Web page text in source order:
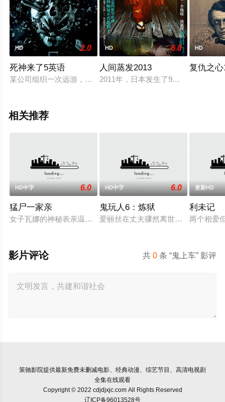
HD 2.0
死神来了5英语
某公司组织一次远游，虽然员工们各怀心事，不过他们还是踏
HD 6.0
人间蒸发2013
2011年，日本发生了9级强烈地震，
HD
复仇之心
相关推荐
HD中字 6.0
猛尸一家亲
女子瓦娜的神秘表亲温思罗普突然仓皇登门，身后还跟着一个
HD中字 6.0
鬼玩人6：炼狱
爱丽丝在丈夫骤然离世后深陷悲痛，
更新HD
利未记
两个相爱
共0 条 “鬼上车” 影评
影片评论
策驰影院提供最新免费未删减电影、经典动漫、综艺节目、高清电视剧
全集在线观看
Copyright © 2022 cdjdjxjc.com All Rights Reserved
辽ICP备96013528号